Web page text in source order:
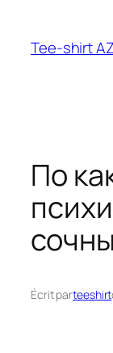
contenu
Tee-shirt
По
Écrit parteeshirt